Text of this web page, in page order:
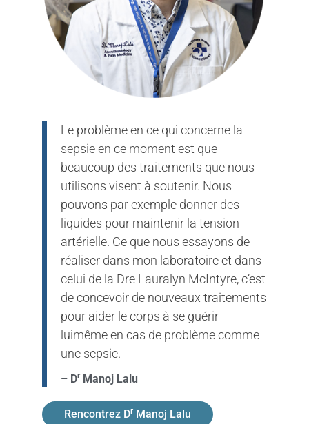
Le problème en ce qui concerne la
sepsie en ce moment est que
beaucoup des traitements que nous
utilisons visent à soutenir. Nous
pouvons par exemple donner des
liquides pour maintenir la tension
artérielle. Ce que nous essayons de
réaliser dans mon laboratoire et dans
celui de la Dre Lauralyn McIntyre, c’est
de concevoir de nouveaux traitements
pour aider le corps à se guérir
luimême en cas de problème comme
une sepsie.
– DrManoj Lalu
Rencontrez Dr Manoj Lalu